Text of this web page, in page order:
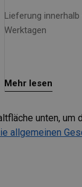
Lieferung
Werktagen
Mehr lesen
unten,
allgemeinen